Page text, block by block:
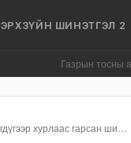
ЭРХЗҮЙН ШИНЭТГЭЛ 2
Газрын тосны